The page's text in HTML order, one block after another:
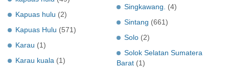
Kapuas hulu (2)
Kapuas Hulu (571)
Karau (1)
Karau kuala (1)
Singkawang.
(4)
Sintang (661)
Solo (2)
Solok Selatan Sumatera
Barat (1)